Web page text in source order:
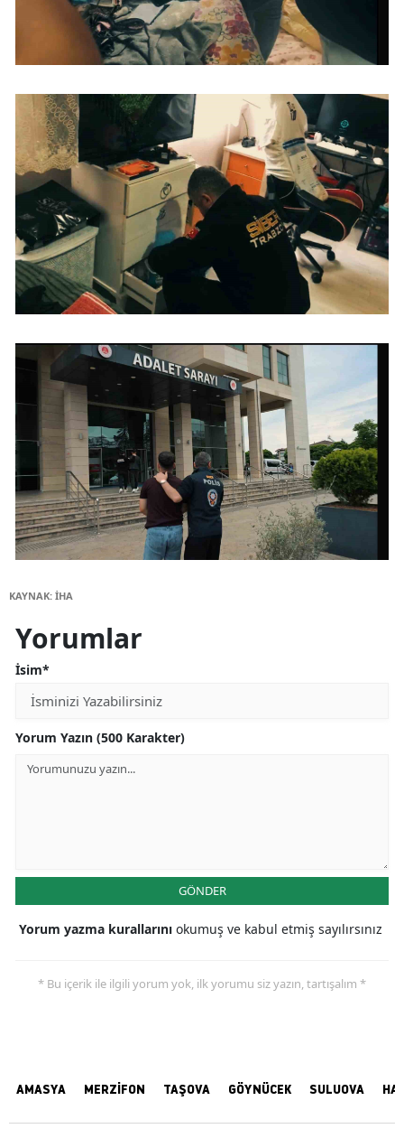
KAYNAK: İHA
Yorumlar
İsim*
Yorum Yazın (500 Karakter)
GÖNDER
Yorum yazma kurallarını okumuş ve kabul etmiş sayılırsınız
* Bu içerik ile ilgili yorum yok, ilk yorumu siz yazın, tartışalım *
AMASYA MERZİFON TAŞOVA GÖYNÜCEK SULUOVA